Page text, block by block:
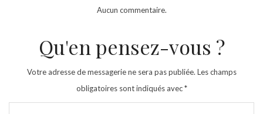
Aucun commentaire.
Qu'en pensez-vous ?
Votre adresse de messagerie ne sera pas publiée. Les champs
obligatoires sont indiqués avec*